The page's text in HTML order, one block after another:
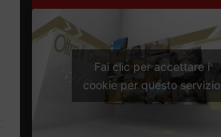
Fai clic per accettare i
cookie per questo servizio